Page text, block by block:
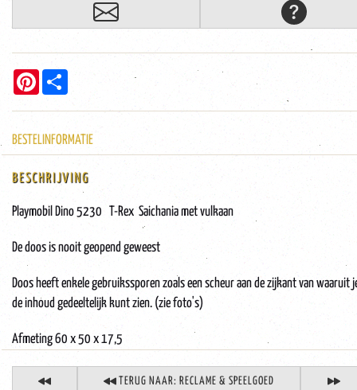
Pinterest
BESTELINFORMATIE
BESCHRIJVING
Playmobil Dino 5230 T-Rex Saichania met vulkaan
De doos is nooit geopend geweest
Doos heeft enkele gebruikssporen zoals een scheur aan de zijkant van waaruit
de inhoud gedeeltelijk kunt zien. (zie foto's)
Afmeting 60 x 50 x 17,5
TERUG NAAR: RECLAME & SPEELGOED